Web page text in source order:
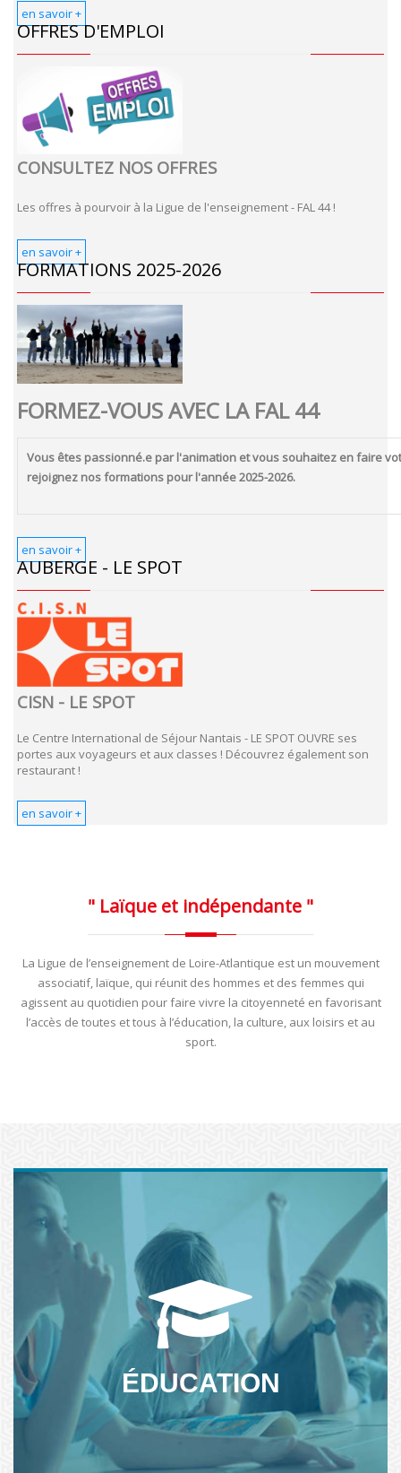
en savoir +
OFFRES D'EMPLOI
CONSULTEZ NOS OFFRES
Les offres à pourvoir à la Ligue de l'enseignement - FAL 44 !
en savoir +
FORMATIONS 2025-2026
FORMEZ-VOUS AVEC LA FAL 44
Vous êtes passionné.e par l'animation et vous souhaitez en faire
rejoignez nos formations pour l'année 2025-2026.
en savoir +
AUBERGE - LE SPOT
CISN - LE SPOT
Le Centre International de Séjour Nantais - LE SPOT OUVRE ses
portes aux voyageurs et aux classes ! Découvrez également son
restaurant !
en savoir +
" Laïque et indépendante "
La Ligue de l’enseignement de Loire-Atlantique est un mouvement
associatif, laïque, qui réunit des hommes et des femmes qui
agissent au quotidien pour faire vivre la citoyenneté en favorisant
l’accès de toutes et tous à l’éducation, la culture, aux loisirs et au
sport.
ÉDUCATION
La Ligue de l'enseignement est partenaire de l'école et des
collectivités locales. Découvrez nos actions dans et hors de
l'école...
NOS ACTIONS